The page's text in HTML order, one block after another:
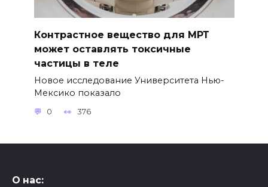
Контрастное вещество для МРТ
может оставлять токсичные
частицы в теле
Новое исследование Университета Нью-
Мексико показало
0 376
О нас: